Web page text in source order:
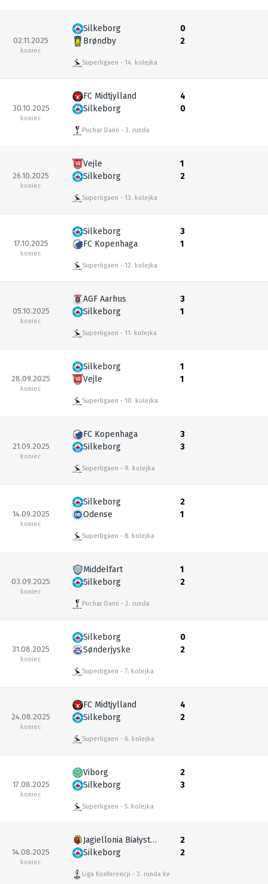
02.11.2025
koniec
Silkeborg
Brøndby
Superligaen 14. kolejka
0
2
30.10.2025
koniec
FC Midtjylland
Silkeborg
Puchar Danii 3. runda
4
0
26.10.2025
koniec
Vejle
Silkeborg
Superligaen 13. kolejka
1
2
17.10.2025
koniec
Silkeborg
FC Kopenhaga
Superligaen 12. kolejka
3
1
05.10.2025
koniec
AGF Aarhus
Silkeborg
Superligaen 11. kolejka
3
1
28.09.2025
koniec
Silkeborg
Vejle
Superligaen 10. kolejka
1
1
21.09.2025
koniec
FC Kopenhaga
Silkeborg
Superligaen 9. kolejka
3
3
14.09.2025
koniec
Silkeborg
Odense
Superligaen 8. kolejka
2
1
03.09.2025
koniec
Middelfart
Silkeborg
Puchar Danii 2. runda
1
2
31.08.2025
koniec
Silkeborg
Sønderjyske
Superligaen 7. kolejka
0
2
24.08.2025
koniec
FC Midtjylland
Silkeborg
Superligaen 6. kolejka
4
2
17.08.2025
koniec
Viborg
Silkeborg
Superligaen 5. kolejka
2
3
14.08.2025
koniec
Jagiellonia Białystok
Silkeborg
Liga Konferencji 3. runda kwalifikacyjna
2
2